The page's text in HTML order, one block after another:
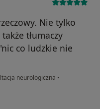
Nie tylko
tłumaczy
co ludzkie nie
neurologiczna •